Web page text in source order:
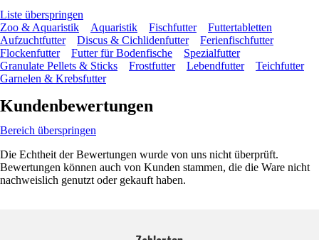
Liste überspringen
Zoo & Aquaristik
Aquaristik Fischfutter
Futtertabletten
Aufzuchtfutter
Discus & Cichlidenfutter
Ferienfischfutter
Flockenfutter
Futter für Bodenfische
Spezialfutter
Granulate Pellets & Sticks
Frostfutter Lebendfutter
Teichfutter
Garnelen & Krebsfutter
Kundenbewertungen
Bereich überspringen
Die Echtheit der Bewertungen wurde von uns nicht überprüft.
Bewertungen können auch von Kunden stammen, die die Ware nicht
nachweislich genutzt oder gekauft haben.